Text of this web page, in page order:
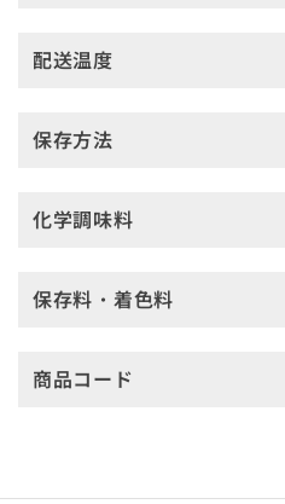
配送温度
保存方法
化学調味料
保存料・着色料
商品コード